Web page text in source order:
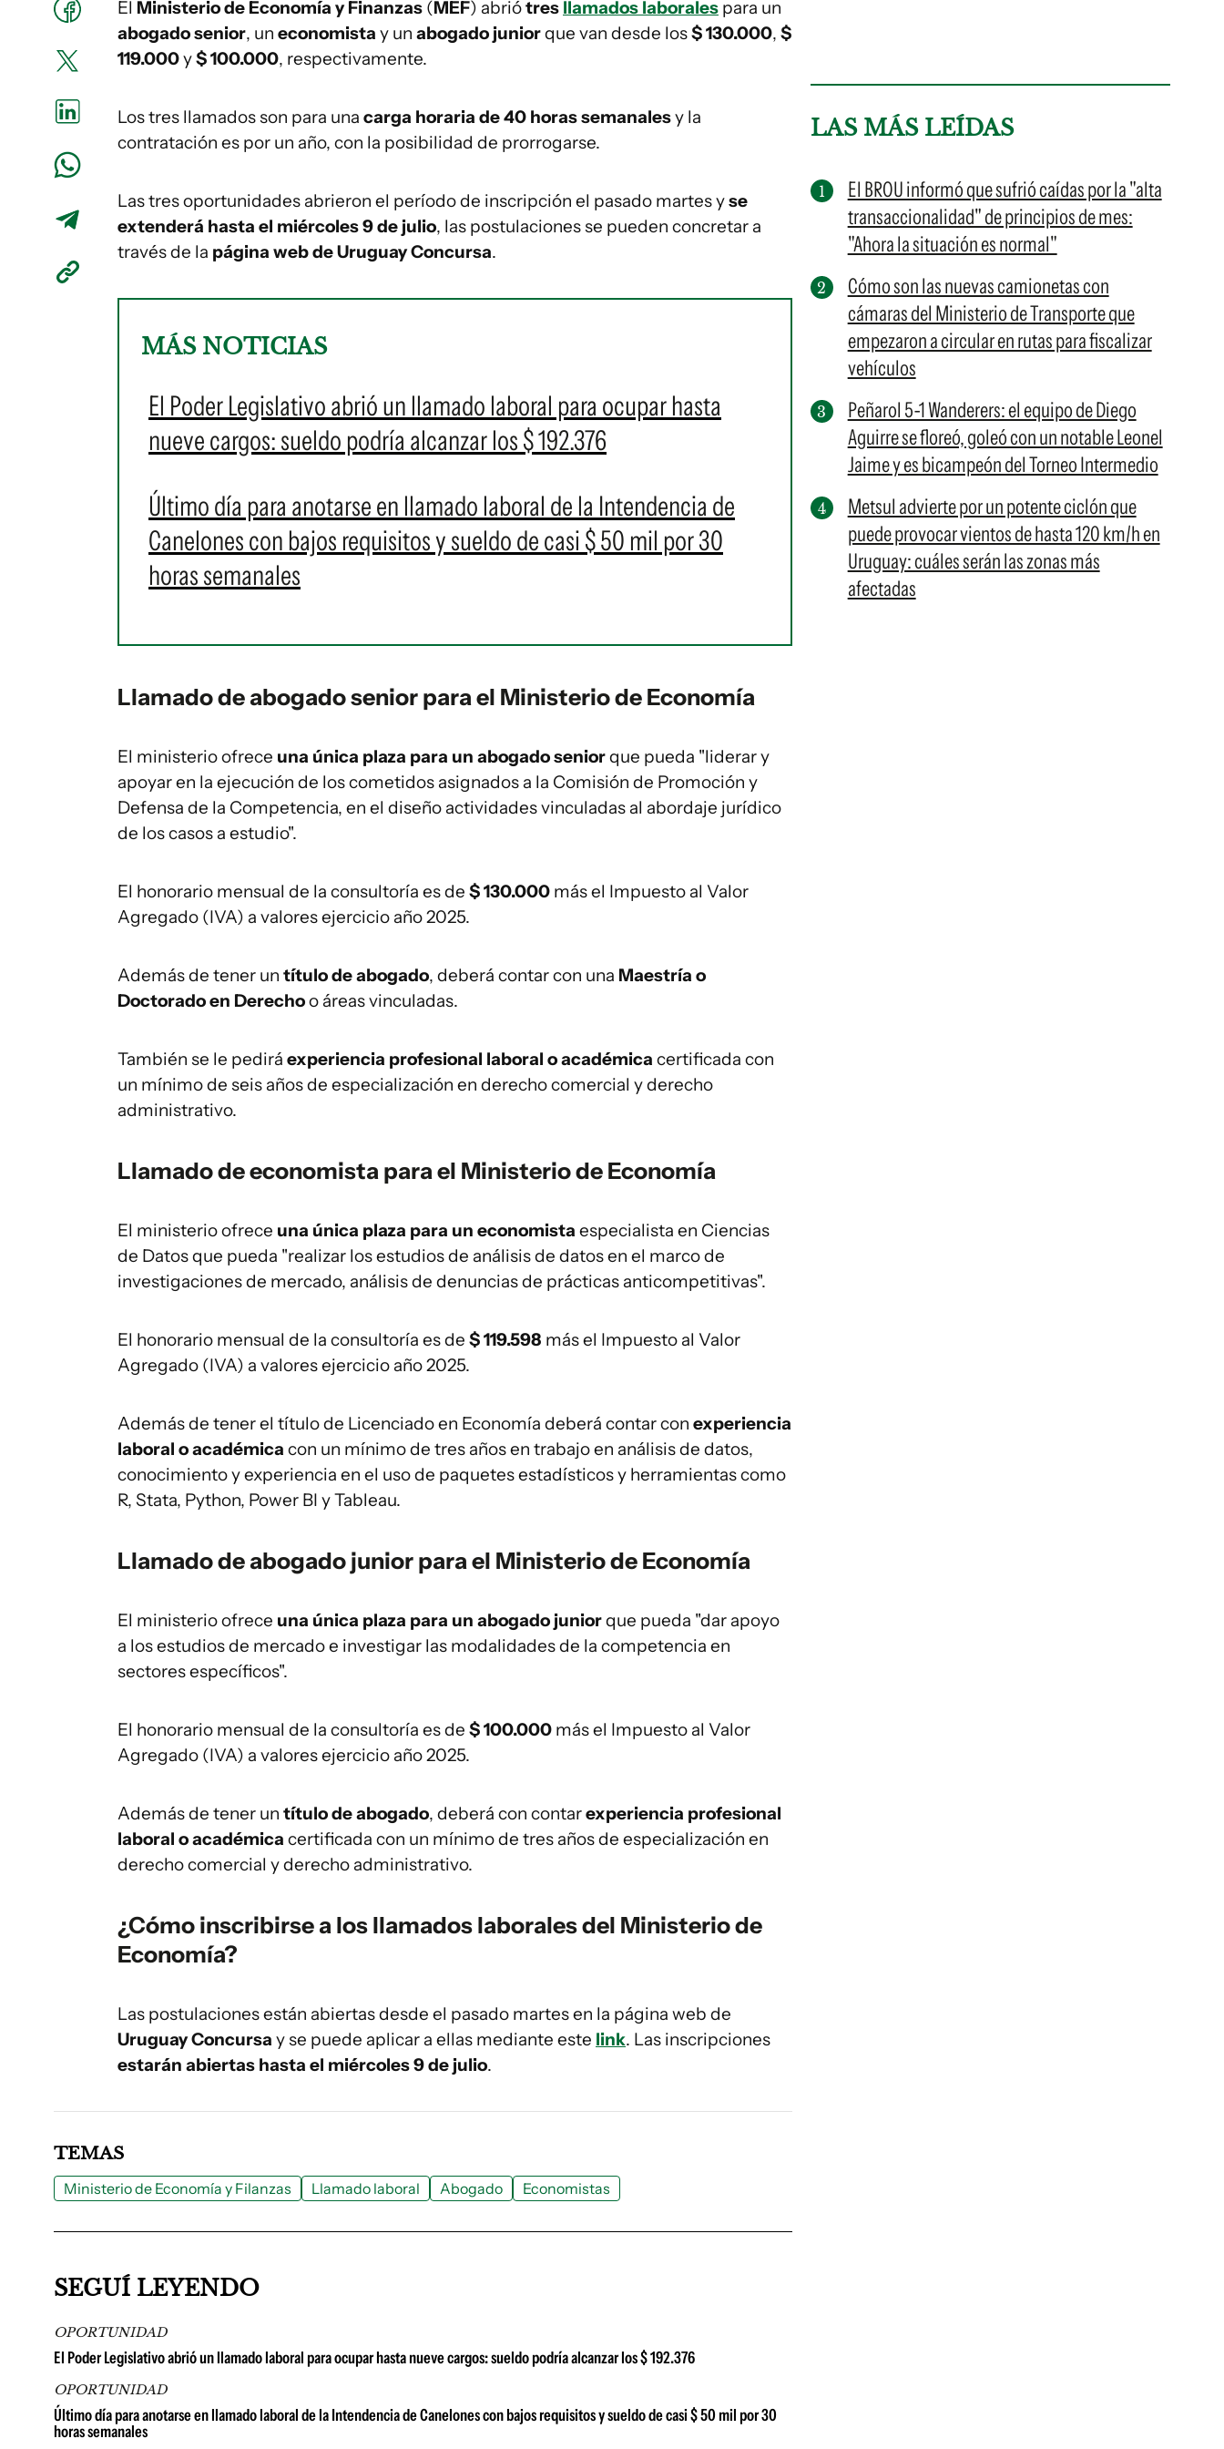
El Ministerio de Economía y Finanzas (MEF) abriótres llamados laborales para un
abogado senior, un economista y un abogado juniorque van desde los$ 130.000, $
119.000y$ 100.000, respectivamente.
Los tres llamados son para una carga horaria de 40 horas semanalesy la
contratación es por un año, con la posibilidad de prorrogarse.
Las tres oportunidades abrieron el período de inscripción el pasado martes yse
extenderá hasta el miércoles 9 de julio, las postulaciones se pueden concretar a
través de la página web de Uruguay Concursa.
MÁS NOTICIAS
El Poder Legislativo abrió un llamado laboral para ocupar hasta
nueve cargos: sueldo podría alcanzar los $ 192.376
Último día para anotarse en llamado laboral de la Intendencia de
Canelones con bajos requisitos y sueldo de casi $ 50 mil por 30
horas semanales
Llamado de abogado senior para el Ministerio de Economía
El ministerio ofrece una única plaza para un abogado seniorque pueda "liderar y
apoyar en la ejecución de los cometidos asignados a la Comisión de Promoción y
Defensa de la Competencia, en el diseño actividades vinculadas al abordaje jurídico
de los casos a estudio".
El honorario mensual de la consultoría es de $ 130.000 más el Impuesto al Valor
Agregado (IVA) a valores ejercicio año 2025.
Además de tener un título de abogado, deberá contar con una Maestría o
Doctorado en Derechoo áreas vinculadas.
También se le pedirá experiencia profesional laboral o académica certificada con
un mínimo de seis años de especialización en derecho comercial y derecho
administrativo.
Llamado de economista para el Ministerio de Economía
El ministerio ofrece una única plaza para un economista especialista en Ciencias
de Datos que pueda "realizar los estudios de análisis de datos en el marco de
investigaciones de mercado, análisis de denuncias de prácticas anticompetitivas".
El honorario mensual de la consultoría es de $ 119.598 más el Impuesto al Valor
Agregado (IVA) a valores ejercicio año 2025.
Además de tener el título de Licenciado en Economía deberá contar con experiencia
laboral o académica con un mínimo de tres años en trabajo en análisis de datos,
conocimiento y experiencia en el uso de paquetes estadísticos y herramientas como
R, Stata, Python, Power BI y Tableau.
Llamado de abogado junior para el Ministerio de Economía
El ministerio ofrece una única plaza para un abogado juniorque pueda "dar apoyo
a los estudios de mercado e investigar las modalidades de la competencia en
sectores específicos".
El honorario mensual de la consultoría es de $ 100.000 más el Impuesto al Valor
Agregado (IVA) a valores ejercicio año 2025.
Además de tener un título de abogado, deberá con contarexperiencia profesional
laboral o académica certificada con un mínimo de tres años de especialización en
derecho comercial y derecho administrativo.
¿Cómo inscribirse a los llamados laborales del Ministerio de
Economía?
Las postulaciones están abiertas desde el pasado martes en la página web de
Uruguay Concursa y se puede aplicar a ellas mediante este link. Las inscripciones
estarán abiertas hasta el miércoles 9 de julio.
LAS MÁS LEÍDAS
El BROU informó que sufrió caídas por la "alta
transaccionalidad" de principios de mes:
"Ahora la situación es normal"
Cómo son las nuevas camionetas con
cámaras del Ministerio de Transporte que
empezaron a circular en rutas para fiscalizar
vehículos
Peñarol 5-1 Wanderers: el equipo de Diego
Aguirre se floreó, goleó con un notable Leonel
Jaime y es bicampeón del Torneo Intermedio
Metsul advierte por un potente ciclón que
puede provocar vientos de hasta 120 km/h en
Uruguay: cuáles serán las zonas más
afectadas
TEMAS
Ministerio de Economía y Filanzas Llamado laboral Abogado Economistas
SEGUÍ LEYENDO
OPORTUNIDAD
El Poder Legislativo abrió un llamado laboral para ocupar hasta nueve cargos: sueldo podría alcanzar los $ 192.376
OPORTUNIDAD
Último día para anotarse en llamado laboral de la Intendencia de Canelones con bajos requisitos y sueldo de casi $ 50 mil por 30
horas semanales